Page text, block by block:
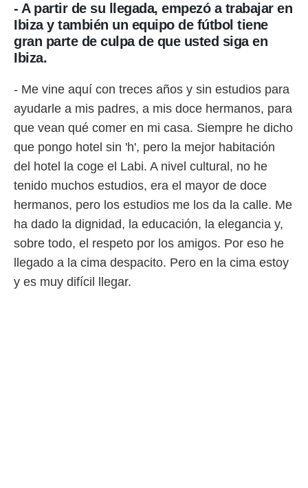
- A partir de su llegada, empezó a trabajar en
Ibiza y también un equipo de fútbol tiene
gran parte de culpa de que usted siga en
Ibiza.
- Me vine aquí con treces años y sin estudios para
ayudarle a mis padres, a mis doce hermanos, para
que vean qué comer en mi casa. Siempre he dicho
que pongo hotel sin 'h', pero la mejor habitación
del hotel la coge el Labi. A nivel cultural, no he
tenido muchos estudios, era el mayor de doce
hermanos, pero los estudios me los da la calle. Me
ha dado la dignidad, la educación, la elegancia y,
sobre todo, el respeto por los amigos. Por eso he
llegado a la cima despacito. Pero en la cima estoy
y es muy difícil llegar.